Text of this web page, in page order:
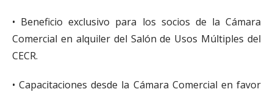
• Beneficio exclusivo para los socios de la Cámara
Comercial en alquiler del Salón de Usos Múltiples del
CECR.
• Capacitaciones desde la Cámara Comercial en favor